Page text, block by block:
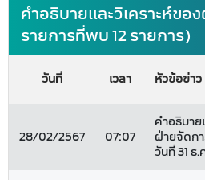
คำอธิบายและวิเคราะห์ขอ
รายการที่พบ 12 รายการ)
วันที่ เวลา หัวข้อข่าว
28/02/2567 07:07
คำอธิบาย
ฝ่ายจัดก
วันที่ 31 ธ